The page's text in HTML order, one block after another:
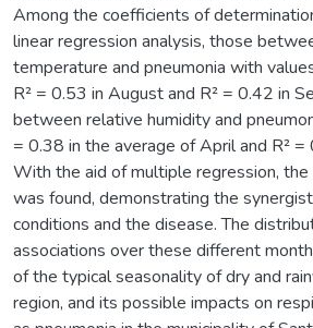
Among the coefficients of
linear regression analysis, those
temperature and pneumonia with
R² = 0.53 in August and R² = 0.42 in
between relative humidity and
= 0.38 in the average of April and R² =
With the aid of multiple regression,
was found, demonstrating the
conditions and the disease. The
associations over these different
of the typical seasonality of dry and
region, and its possible impacts on